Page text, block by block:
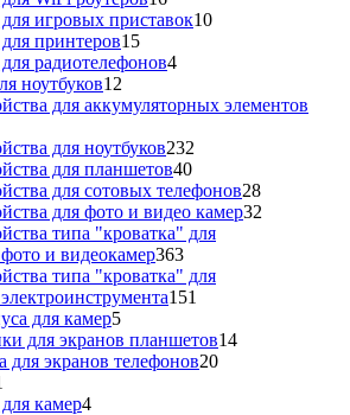
товаров
игровых приставок1010
принтеров1515
товаров
радиотелефонов44
ноутбуков12
товаров
для аккумуляторных элементов
для ноутбуков232
для планшетов4040
товаров
для сотовых телефонов2828
товаров
для фото и видео камер32
типа "кроватка" для
и видеокамер363363
товара
типа "кроватка" для
151
для камер55
товаров
для экранов планшетов1414
для экранов телефонов2020
товаров
камер44